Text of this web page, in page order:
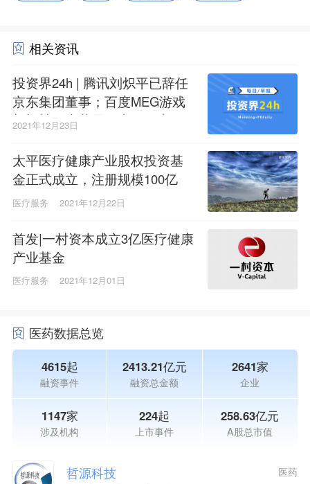
相关资讯
投资界24h | 腾讯刘炽平已辞任
京东集团董事；百度MEG游戏
部门被传大裁员；太平医疗健
2021年12月23日
太平医疗健康产业股权投资基
金正式成立，注册规模100亿
医疗服务 2021年12月22日
首发|一村资本成立3亿医疗健康
产业基金
医疗服务 2021年12月01日
医药数据总览
4615起
融资事件
2413.21亿元
融资总金额
2641家
企业
1147家
涉及机构
224起
上市事件
258.63亿元
A股总市值
哲源科技 医药